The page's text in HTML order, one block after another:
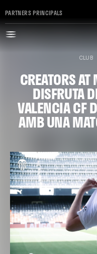
PARTNERS PRINCIPALS
CLUB
CREATORS AT
DISFRUTA
VALENCIA CF
AMB UNA